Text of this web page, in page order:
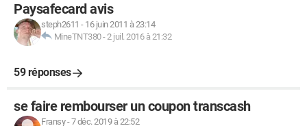
Paysafecard avis
steph2611 - 16 juin 2011 à 23:14
MineTNT380-2 juil. 2016 à 21:32
59 réponses
se faire rembourser un coupon transcash
Fransy-7 déc. 2019 à 22:52